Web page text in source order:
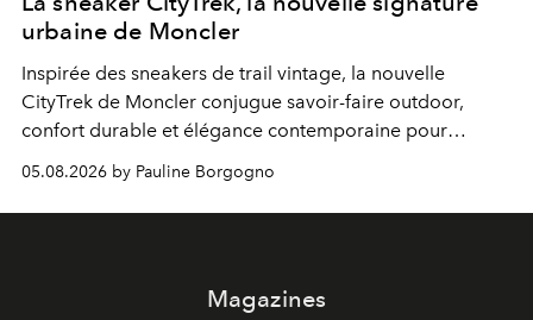
urbaine de Moncler
Inspirée des sneakers de trail vintage, la nouvelle
CityTrek de Moncler conjugue savoir-faire outdoor,
confort durable et élégance contemporaine pour
accompagner les explorations du quotidien.
05.08.2026 by Pauline Borgogno
Magazines